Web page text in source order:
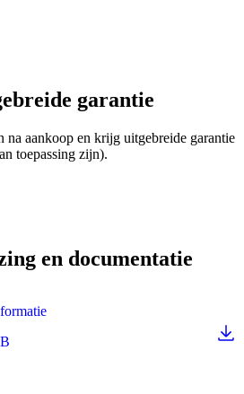
garantie
na aankoop en krijg uitgebreide garantie
toepassing zijn).
en documentatie